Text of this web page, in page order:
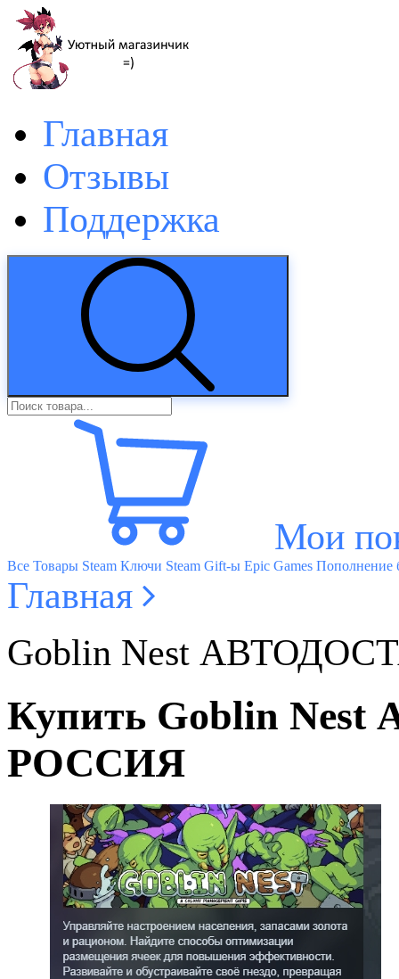
Главная
Отзывы
Поддержка
Мои
Все Товары Steam Ключи Steam Gift-ы Epic Games Пополнение
Главная
Goblin Nest
Купить Goblin
РОССИЯ